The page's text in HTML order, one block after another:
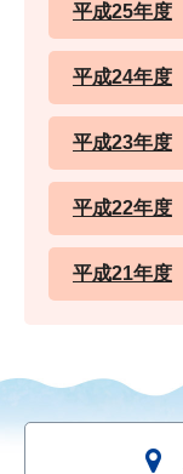
平成25年度
平成24年度
平成23年度
平成22年度
平成21年度